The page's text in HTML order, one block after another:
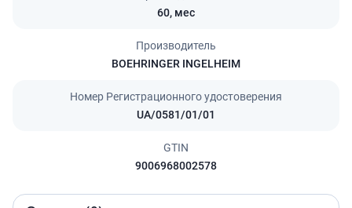
60, мес
Производитель
BOEHRINGER INGELHEIM
Номер Регистрационного удостоверения
UA/0581/01/01
GTIN
9006968002578